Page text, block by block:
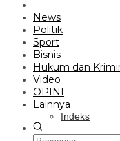
News
Politik
Sport
Bisnis
Hukum dan
Video
OPINI
Lainnya
Indeks